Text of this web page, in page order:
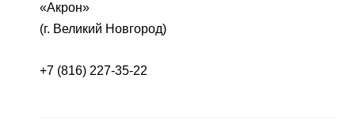
«Акрон»
(г. Великий Новгород)
+7 (816) 227-35-22